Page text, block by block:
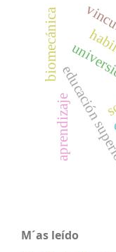
biomecánica
aprendizaje
M´as leído